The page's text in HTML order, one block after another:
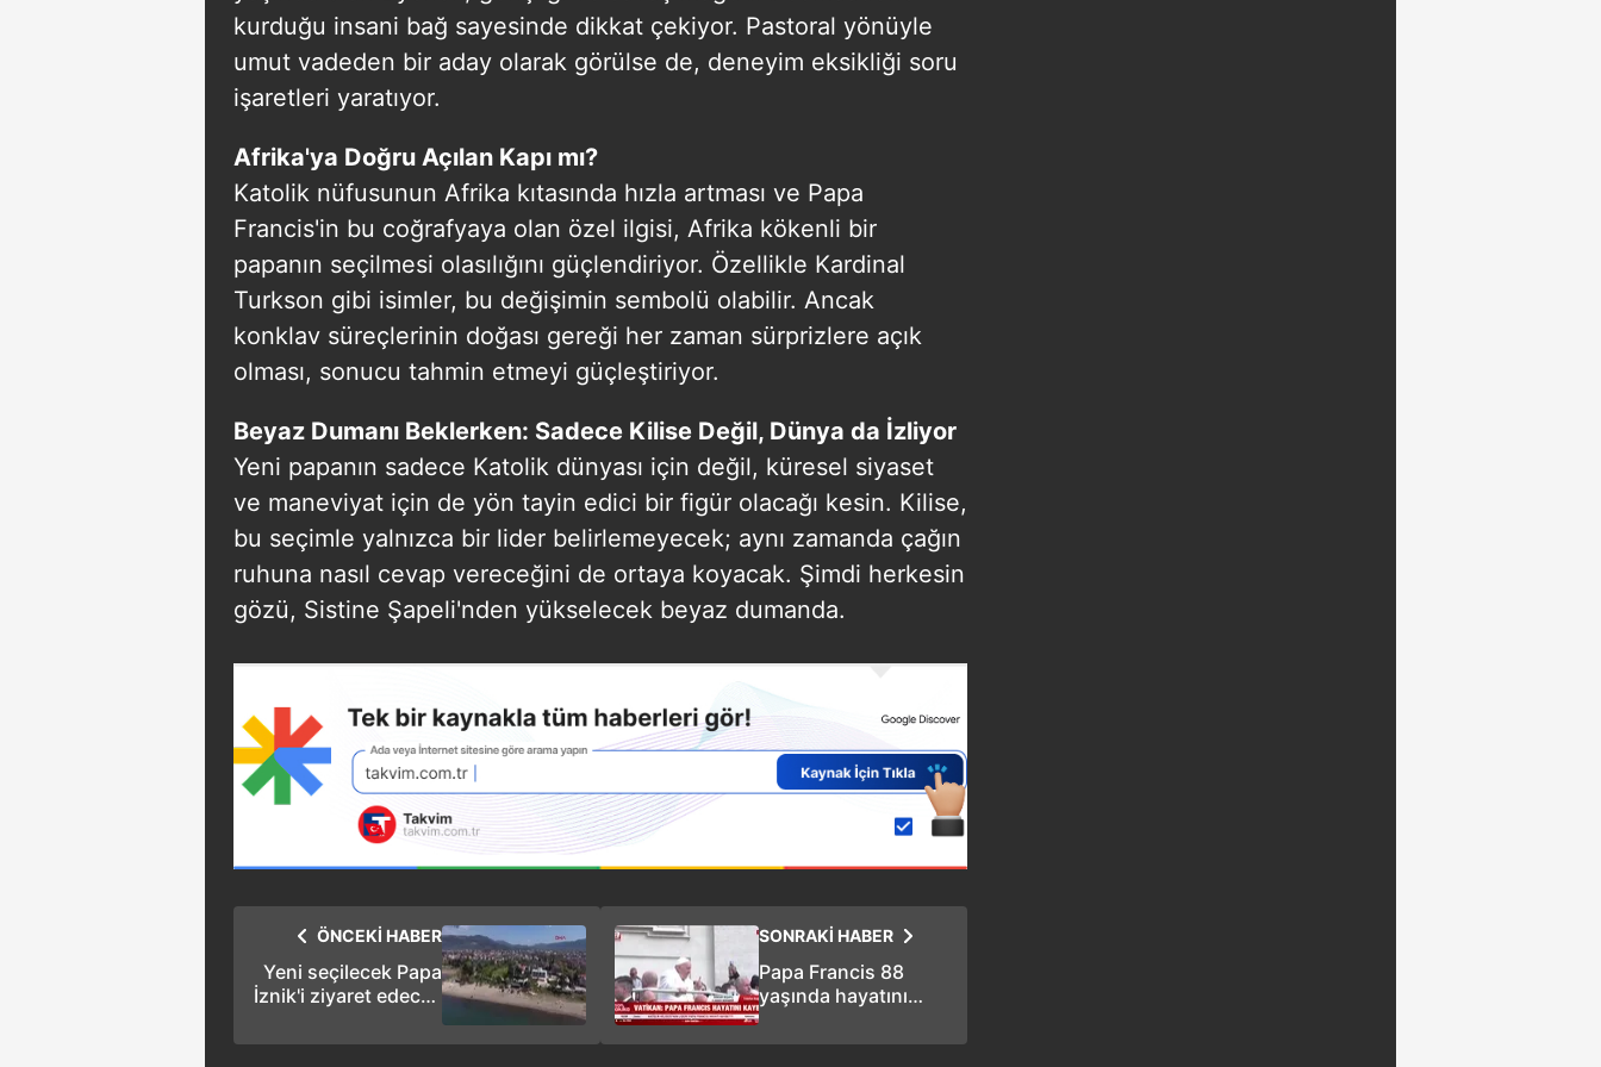
mevzuata uygun olarak kullanılan çerezlerle ilgili bilgi almak için lütfentıklayınız
kurduğu insani bağ sayesinde dikkat çekiyor. Pastoral yönüyle
umut vadeden bir aday olarak görülse de, deneyim eksikliği soru
işaretleri yaratıyor.
Afrika'ya Doğru Açılan Kapı mı?
Katolik nüfusunun Afrika kıtasında hızla artması ve Papa
Francis'in bu coğrafyaya olan özel ilgisi, Afrika kökenli bir
papanın seçilmesi olasılığını güçlendiriyor. Özellikle Kardinal
Turkson gibi isimler, bu değişimin sembolü olabilir. Ancak
konklav süreçlerinin doğası gereği her zaman sürprizlere açık
olması, sonucu tahmin etmeyi güçleştiriyor.
Beyaz Dumanı Beklerken: Sadece Kilise Değil, Dünya da İzliyor
Yeni papanın sadece Katolik dünyası için değil, küresel siyaset
ve maneviyat için de yön tayin edici bir figür olacağı kesin. Kilise,
bu seçimle yalnızca bir lider belirlemeyecek; aynı zamanda çağın
ruhuna nasıl cevap vereceğini de ortaya koyacak. Şimdi herkesin
gözü, Sistine Şapeli'nden yükselecek beyaz dumanda.
SONRAKİ HABER
Papa Francis 88
yaşında hayatını
ÖNCEKİ HABER
Yeni seçilecek Papa
İznik'i ziyaret edecek